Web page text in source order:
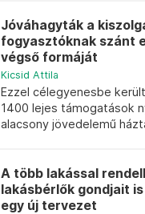
Jóváhagyták a
fogyasztóknak szánt
végső formáját
Kicsid Attila
Ezzel célegyenesbe
1400 lejes támogatások
alacsony jövedelemű
A több lakással
lakásbérlők gondjait
egy új tervezet